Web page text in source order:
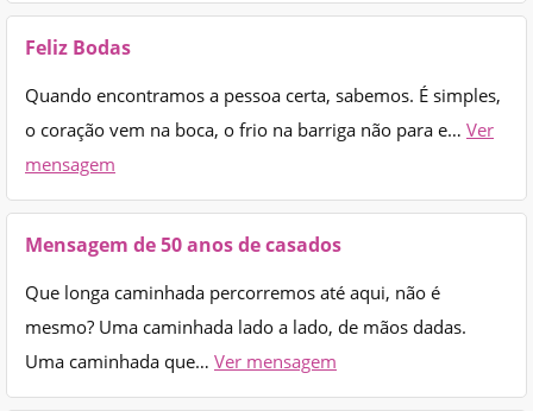
Feliz Bodas
Quando encontramos a pessoa certa, sabemos. É simples,
o coração vem na boca, o frio na barriga não para e… Ver
mensagem
Mensagem de 50 anos de casados
Que longa caminhada percorremos até aqui, não é
mesmo? Uma caminhada lado a lado, de mãos dadas.
Uma caminhada que… Ver mensagem